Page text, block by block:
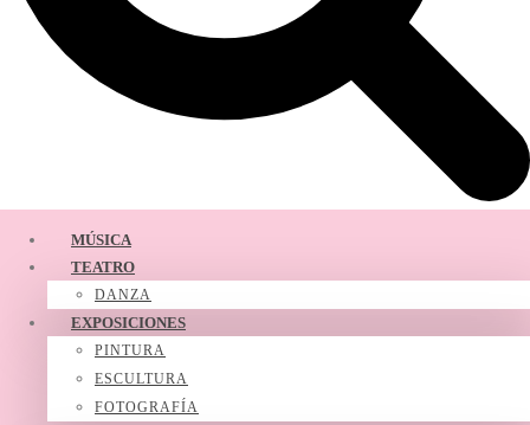
MÚSICA
TEATRO
DANZA
EXPOSICIONES
PINTURA
ESCULTURA
FOTOGRAFÍA